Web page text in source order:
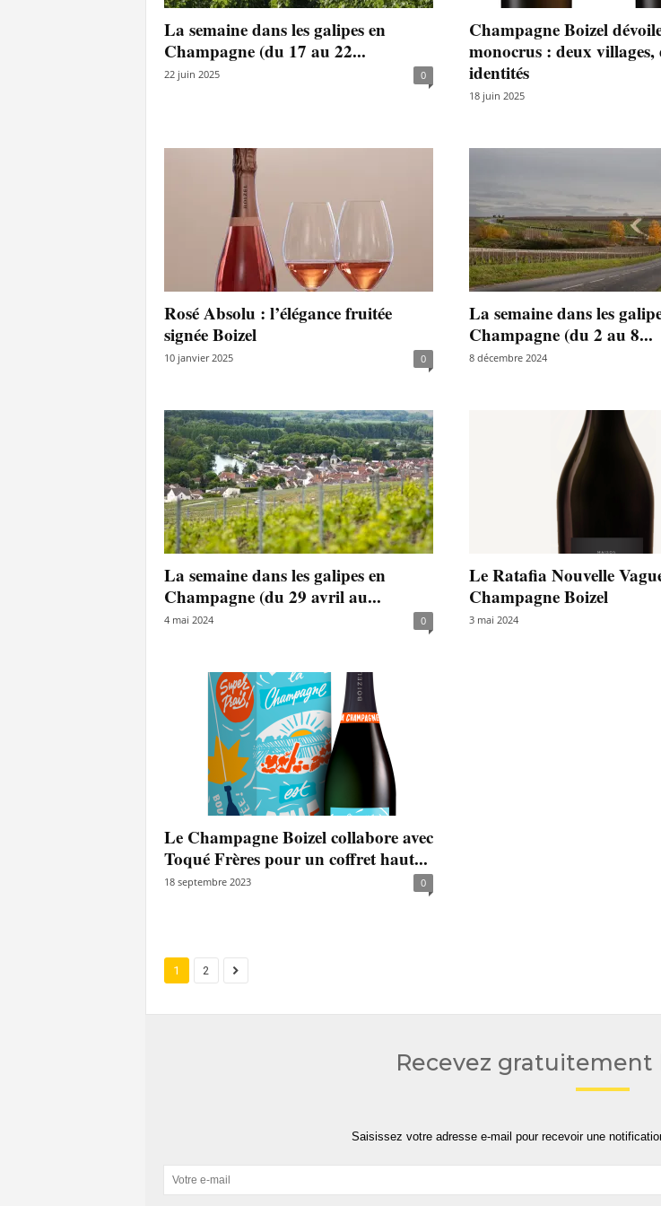
La semaine dans les galipes en
Champagne (du 17 au 22...
22 juin 2025 0
Champagne Boizel
monocrus : deux villages,
identités
18 juin 2025
Rosé Absolu : l’élégance fruitée
signée Boizel
10 janvier 2025 0
La semaine dans les
Champagne (du 2 au 8...
8 décembre 2024
La semaine dans les galipes en
Champagne (du 29 avril au...
4 mai 2024 0
Le Ratafia Nouvelle
Champagne Boizel
3 mai 2024
Le Champagne Boizel collabore avec
Toqué Frères pour un coffret haut...
18 septembre 2023 0
1 2
Recevez
Saisissez votre adresse e-mail pour recevoir une